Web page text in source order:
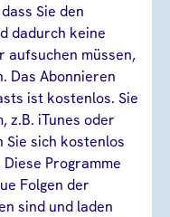
Sie den
dadurch keine
aufsuchen müssen,
Das Abonnieren
ist kostenlos. Sie
z.B. iTunes oder
Sie sich kostenlos
Programme
Folgen der
sind und laden